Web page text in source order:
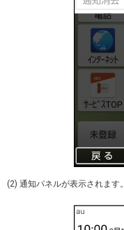
(2) 通知パネルが表示されます。